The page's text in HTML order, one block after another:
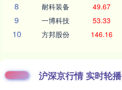
8 耐科装备 49.67
9 一博科技 53.33
10 方邦股份 146.16
沪深京行情 实时轮播